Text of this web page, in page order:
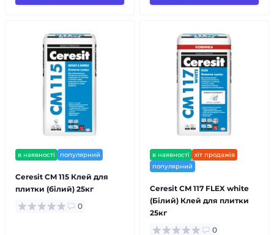
в наявності популярний
Ceresit CM 115 Клей для
плитки (білий) 25кг
0
в наявності
хіт продажів
популярний
Ceresit CM 117 FLEX white
(Білий) Клей для плитки
25кг
0